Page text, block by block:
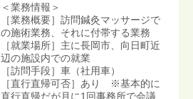
＜業務情報＞
［業務概要］訪問鍼灸マッサージで
の施術業務、それに付帯する業務
［就業場所］主に長岡市、向日町近
辺の施設内での就業
［訪問手段］車（社用車）
［直行直帰可否］あり ※基本的に
直行直帰だが月に1回事務所で会議